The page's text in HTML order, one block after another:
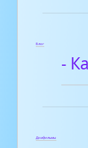
Блог
-
Диафильмы